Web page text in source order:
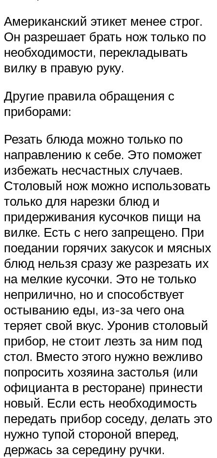
Американский этикет менее строг.
Он разрешает брать нож только по
необходимости, перекладывать
вилку в правую руку.
Другие правила обращения с
приборами:
Резать блюда можно только по
направлению к себе. Это поможет
избежать несчастных случаев.
Столовый нож можно использовать
только для нарезки блюд и
придерживания кусочков пищи на
вилке. Есть с него запрещено. При
поедании горячих закусок и мясных
блюд нельзя сразу же разрезать их
на мелкие кусочки. Это не только
неприлично, но и способствует
остыванию еды, из-за чего она
теряет свой вкус. Уронив столовый
прибор, не стоит лезть за ним под
стол. Вместо этого нужно вежливо
попросить хозяина застолья (или
официанта в ресторане) принести
новый. Если есть необходимость
передать прибор соседу, делать это
нужно тупой стороной вперед,
держась за середину ручки.